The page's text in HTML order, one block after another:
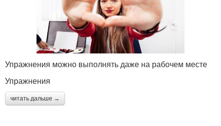
Упражнения можно выполнять даже на рабочем месте
Упражнения
читать дальше →